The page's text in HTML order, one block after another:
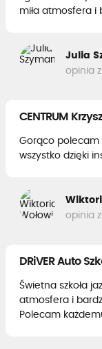
miła atmosfera i
Julia
opinia z
CENTRUM
Gorąco polecam
wszystko dzięki
opinia
DRiVER Auto
Świetna szkoła
atmosfera i
Polecam